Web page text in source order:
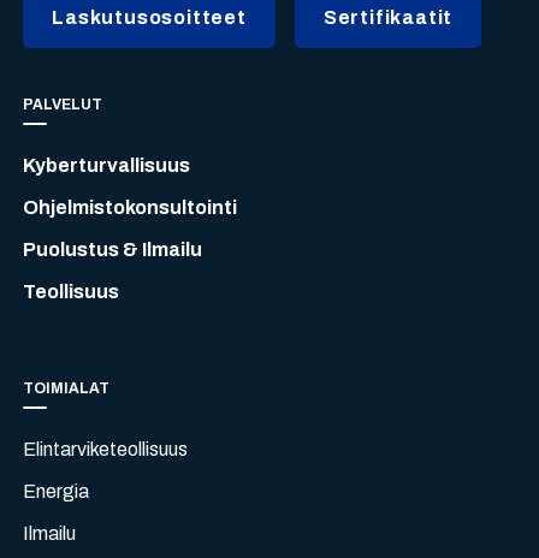
Laskutusosoitteet Sertifikaatit
PALVELUT
Kyberturvallisuus
Ohjelmistokonsultointi
Puolustus & Ilmailu
Teollisuus
TOIMIALAT
Elintarviketeollisuus
Energia
Ilmailu